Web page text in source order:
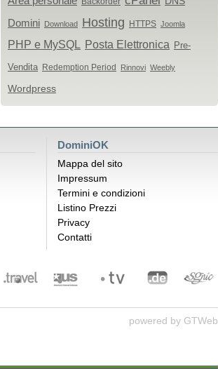
Domini Download Hosting HTTPS Joomla
PHP e MySQL Posta Elettronica Pre-
Vendita Redemption Period Rinnovi Weebly
Wordpress
DominiOK
Mappa del sito
Impressum
Termini e condizioni
Listino Prezzi
Privacy
Contatti
powered by GTWeb